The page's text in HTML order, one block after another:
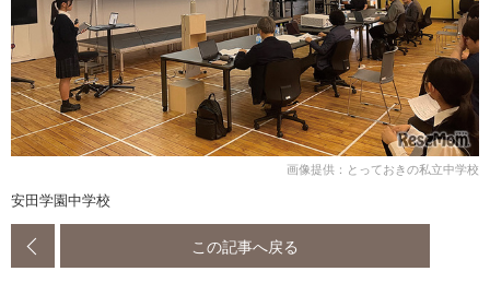
画像提供：とっておきの私立中学校
安田学園中学校
この記事へ戻る